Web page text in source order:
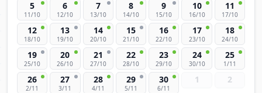
5
11/10
6
12/10
7
13/10
8
14/10
9
15/10
10
16/10
11
17/10
12
18/10
13
19/10
14
20/10
15
21/10
16
22/10
17
23/10
18
24/10
19
25/10
20
26/10
21
27/10
22
28/10
23
29/10
24
30/10
25
1/11
26
2/11
27
3/11
28
4/11
29
5/11
30
6/11
1 2